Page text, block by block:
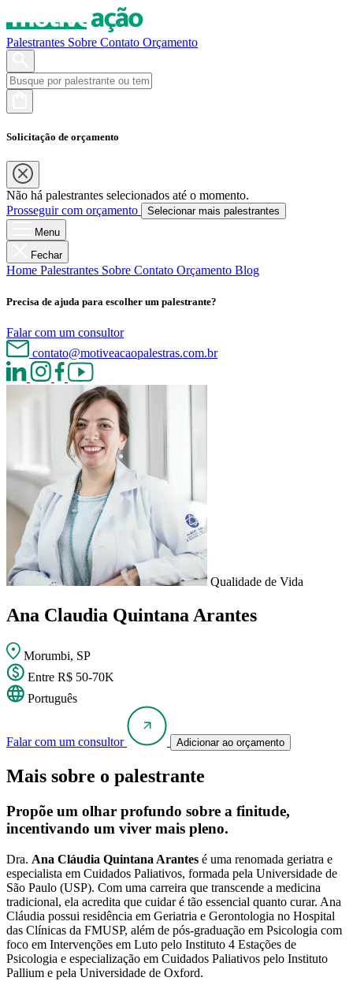
Palestrantes Sobre Contato Orçamento
Solicitação de orçamento
Não há palestrantes selecionados até o momento.
Prosseguir com orçamento
Selecionar mais palestrantes
Menu
Fechar
Home Palestrantes Sobre Contato Orçamento Blog
Precisa de ajuda para escolher um palestrante?
Falar com um consultor
contato@motiveacaopalestras.com.br
Qualidade de Vida
Ana Claudia Quintana Arantes
Morumbi, SP
Entre R$ 50-70K
Português
Falar com um consultor Adicionar ao orçamento
Mais sobre o palestrante
Propõe um olhar profundo sobre a finitude,
incentivando um viver mais pleno.
Dra. Ana Cláudia Quintana Arantes é uma renomada geriatra e
especialista em Cuidados Paliativos, formada pela Universidade de
São Paulo (USP). Com uma carreira que transcende a medicina
tradicional, ela acredita que cuidar é tão essencial quanto curar. Ana
Cláudia possui residência em Geriatria e Gerontologia no Hospital
das Clínicas da FMUSP, além de pós-graduação em Psicologia com
foco em Intervenções em Luto pelo Instituto 4 Estações de
Psicologia e especialização em Cuidados Paliativos pelo Instituto
Pallium e pela Universidade de Oxford.